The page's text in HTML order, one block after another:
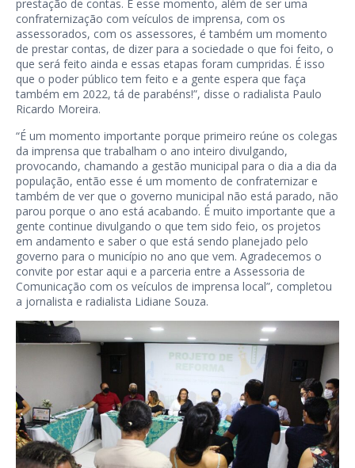
prestação de contas. E esse momento, além de ser uma
confraternização com veículos de imprensa, com os
assessorados, com os assessores, é também um momento
de prestar contas, de dizer para a sociedade o que foi feito, o
que será feito ainda e essas etapas foram cumpridas. É isso
que o poder público tem feito e a gente espera que faça
também em 2022, tá de parabéns!”, disse o radialista Paulo
Ricardo Moreira.
“É um momento importante porque primeiro reúne os colegas
da imprensa que trabalham o ano inteiro divulgando,
provocando, chamando a gestão municipal para o dia a dia da
população, então esse é um momento de confraternizar e
também de ver que o governo municipal não está parado, não
parou porque o ano está acabando. É muito importante que a
gente continue divulgando o que tem sido feio, os projetos
em andamento e saber o que está sendo planejado pelo
governo para o município no ano que vem. Agradecemos o
convite por estar aqui e a parceria entre a Assessoria de
Comunicação com os veículos de imprensa local”, completou
a jornalista e radialista Lidiane Souza.